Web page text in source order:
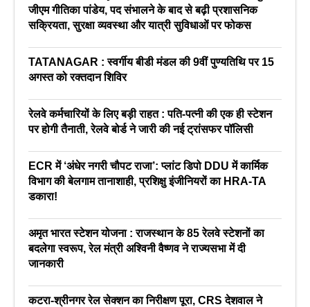
जीएम गीतिका पांडेय, पद संभालने के बाद से बढ़ी प्रशासनिक
सक्रियता, सुरक्षा व्यवस्था और यात्री सुविधाओं पर फोकस
TATANAGAR : स्वर्गीय बीडी मंडल की 9वीं पुण्यतिथि पर 15
अगस्त को रक्तदान शिविर
रेलवे कर्मचारियों के लिए बड़ी राहत : पति-पत्नी की एक ही स्टेशन
पर होगी तैनाती, रेलवे बोर्ड ने जारी की नई ट्रांसफर पॉलिसी
ECR में ‘अंधेर नगरी चौपट राजा’: प्लांट डिपो DDU में कार्मिक
विभाग की बेलगाम तानाशाही, प्रशिक्षु इंजीनियरों का HRA-TA
डकारा!
अमृत भारत स्टेशन योजना : राजस्थान के 85 रेलवे स्टेशनों का
बदलेगा स्वरूप, रेल मंत्री अश्विनी वैष्णव ने राज्यसभा में दी
जानकारी
कटरा-श्रीनगर रेल सेक्शन का निरीक्षण पूरा, CRS देशवाल ने